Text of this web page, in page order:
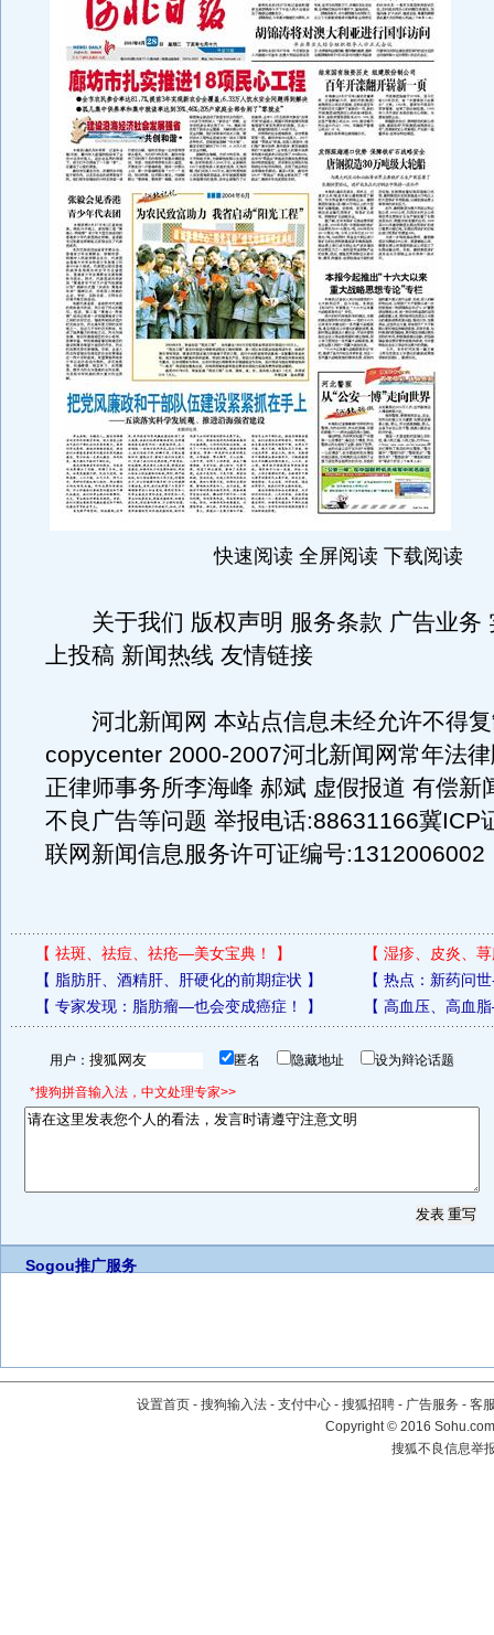
快速阅读 全屏阅读 下载阅读
关于我们 版权声明 服务条款 广告业务
上投稿 新闻热线 友情链接
河北新闻网 本站点信息未经允许不得复
copycenter 2000-2007河北新闻网常年法
正律师事务所李海峰 郝斌 虚假报道 有偿新
不良广告等问题 举报电话:88631166冀ICP
联网新闻信息服务许可证编号:1312006002
【 祛斑、祛痘、祛疮—美女宝典！ 】 【 湿疹、皮炎、
【 脂肪肝、酒精肝、肝硬化的前期症状 】 【 热点：新药问
【 专家发现：脂肪瘤—也会变成癌症！ 】 【 高血压、高血
用户： 匿名 隐藏地址 设为辩论话题
*搜狗拼音输入法，中文处理专家>>
Sogou推广服务
设置首页 - 搜狗输入法 - 支付中心 - 搜狐招聘 - 广告服务 - 客
Copyright©2016
搜狐不良信息举